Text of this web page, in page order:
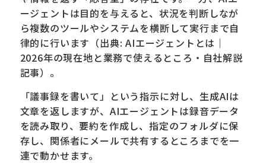
ージェントは目的を与えると、状況を判断しなが
ら複数のツールやシステムを横断して実行まで自
律的に行います（出典: AIエージェントとは｜
2026年の現在地と業務で使えるところ・自社解説
記事）。
「議事録を書いて」という指示に対し、生成AIは
文章を返しますが、AIエージェントは録音データ
を読み取り、要約を作成し、指定のフォルダに保
存し、関係者にメールで共有するところまでを一
連で動かせます。